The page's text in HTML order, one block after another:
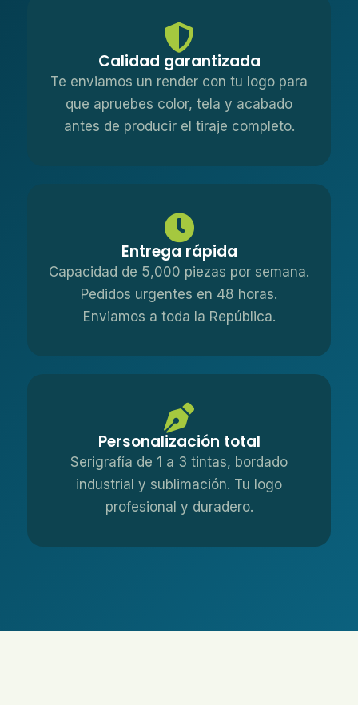
Calidad garantizada
Te enviamos un render con tu logo para
que apruebes color, tela y acabado
antes de producir el tiraje completo.
Entrega rápida
Capacidad de 5,000 piezas por semana.
Pedidos urgentes en 48 horas.
Enviamos a toda la República.
Personalización total
Serigrafía de 1 a 3 tintas, bordado
industrial y sublimación. Tu logo
profesional y duradero.